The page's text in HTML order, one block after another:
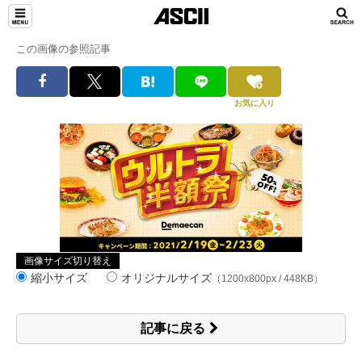
この画像の参照記事
お気に入り
画像サイズ切り替え
縮小サイズ オリジナルサイズ （1200x800px / 448KB）
記事に戻る